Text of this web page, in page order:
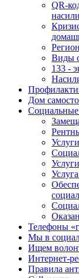
QR-
Виды
133 -
Дом
Социальные
Телефоны
Мы в
Ищем
Интернет-
Правила